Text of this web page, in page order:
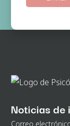
Derechos:Podrá
Noticias de
Correo